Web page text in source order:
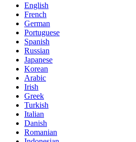
English
French
German
Portuguese
Spanish
Russian
Japanese
Korean
Arabic
Irish
Greek
Turkish
Italian
Danish
Romanian